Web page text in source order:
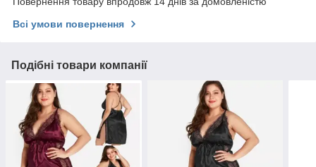
Всі умови повернення
Подібні товари компанії